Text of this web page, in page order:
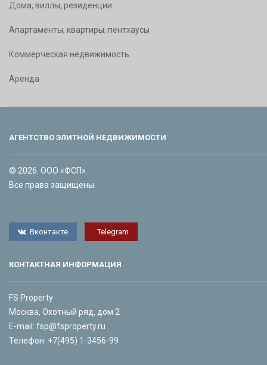
Дома, виллы, резиденции
Апартаменты, квартиры, пентхаусы
Коммерческая недвижимость
Аренда
АГЕНТСТВО ЭЛИТНОЙ НЕДВИЖИМОСТИ
© 2026. ООО «ФСП».
Все права защищены.
Вконтакте Telegram
КОНТАКТНАЯ ИНФОРМАЦИЯ
FS Property
Москва, Охотный ряд, дом 2
E-mail: fsp@fsproperty.ru
Телефон: +7(495) 1-3456-99